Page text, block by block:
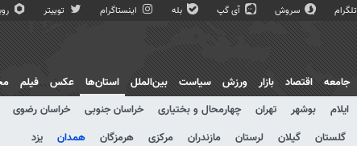
تلگرام سروش آی گپ بله اینستاگرام توییتر
جامعه اقتصاد بازار ورزش سیاست بین‌الملل
استان‌ها
ایلام بوشهر تهران چهارمحال و بختیاری خراسان جنوبی خراسان رضوی
گلستان گیلان لرستان مازندران مرکزی هرمزگان همدان یزد
عکس فیلم